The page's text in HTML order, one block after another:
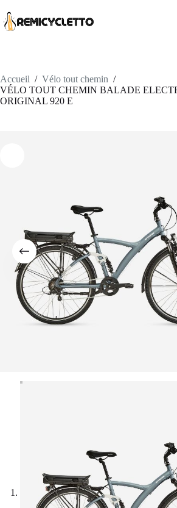
au
contenu
Accueil / Vélo tout chemin /
VÉLO TOUT CHEMIN BALADE
ORIGINAL 920 E